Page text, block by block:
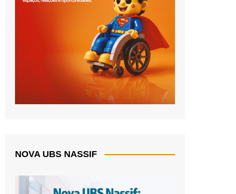
NOVA UBS NASSIF